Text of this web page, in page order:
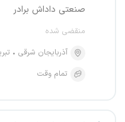
صنعتی داداش برادر
منقضی شده
آذربایجان شرقی
تمام وقت